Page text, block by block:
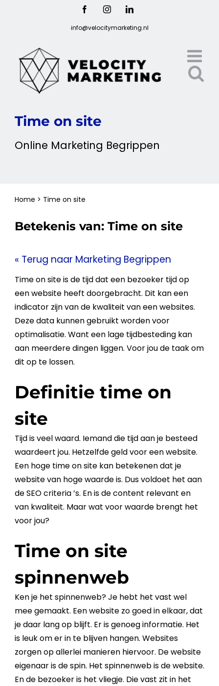
FacebookInstagramLinkedIn
info@velocitymarketing.nl
Time on site
Online Marketing Begrippen
Home > Time on site
Betekenis van: Time on site
« Terug naar Marketing Begrippen
Time on siteis de tijd dat een bezoeker tijd op
eenwebsiteheeft doorgebracht. Dit kan een
indicator zijn van de kwaliteit van een websites.
Deze data kunnen gebruikt worden voor
optimalisatie. Want een lage tijdbesteding kan
aan meerdere dingen liggen. Voor jou de taak om
dit op te lossen.
Definitie time on
site
Tijd is veel waard. Iemand die tijd aan je besteed
waardeert jou. Hetzelfde geld voor eenwebsite.
Een hoge time on sitekan betekenen dat je
websitevan hoge waarde is. Dus voldoet het aan
deSEOcriteria ’s. En is decontent relevant en
van kwaliteit. Maar wat voor waarde brengt het
voor jou?
Time on site
spinnenweb
Ken je het spinnenweb? Je hebt het vast wel
mee gemaakt. Eenwebsitezo goed in elkaar, dat
je daar lang op blijft. Er is genoeg informatie. Het
is leuk om er in te blijven hangen. Websites
zorgen op allerlei manieren hiervoor. Dewebsite
eigenaar is de spin. Het spinnenwebis dewebsite.
En de bezoeker is het vliegje. Die vast zit in het